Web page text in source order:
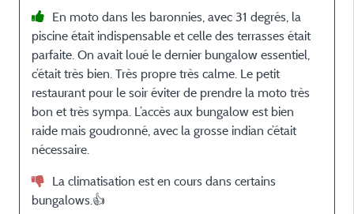
En moto dans les baronnies, avec 31 degrés, la
piscine était indispensable et celle des terrasses était
parfaite. On avait loué le dernier bungalow essentiel,
c’était très bien. Très propre très calme. Le petit
restaurant pour le soir éviter de prendre la moto très
bon et très sympa. L’accès aux bungalow est bien
raide mais goudronné, avec la grosse indian c’était
nécessaire.
La climatisation est en cours dans certains
bungalows.👍